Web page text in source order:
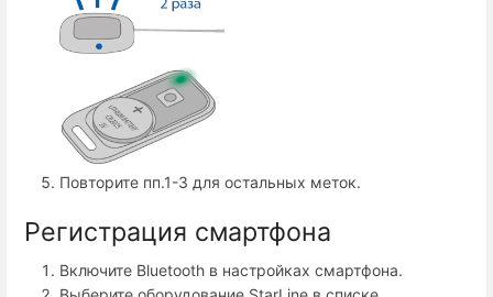
Повторите пп.1-3 для остальных меток.
Регистрация смартфона
Включите Bluetooth в настройках смартфона.